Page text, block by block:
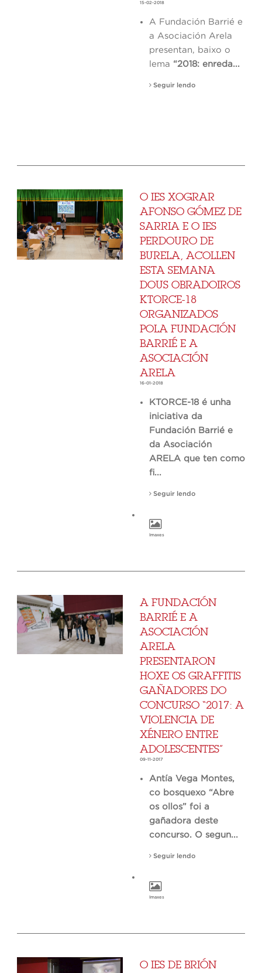
15-02-2018
A Fundación Barrié e
a Asociación Arela
presentan, baixo o
lema “2018: enreda...
Seguir lendo
O IES XOGRAR
AFONSO GÓMEZ DE
SARRIA E O IES
PERDOURO DE
BURELA, ACOLLEN
ESTA SEMANA
DOUS OBRADOIROS
KTORCE-18
ORGANIZADOS
POLA FUNDACIÓN
BARRIÉ E A
ASOCIACIÓN
ARELA
16-01-2018
KTORCE-18 é unha
iniciativa da
Fundación Barrié e
da Asociación
ARELA que ten como
fi...
Seguir lendo
Imaxes
A FUNDACIÓN
BARRIÉ E A
ASOCIACIÓN
ARELA
PRESENTARON
HOXE OS GRAFFITIS
GAÑADORES DO
CONCURSO “2017: A
VIOLENCIA DE
XÉNERO ENTRE
ADOLESCENTES”
09-11-2017
Antía Vega Montes,
co bosquexo “Abre
os ollos” foi a
gañadora deste
concurso. O segun...
Seguir lendo
Imaxes
O IES DE BRIÓN